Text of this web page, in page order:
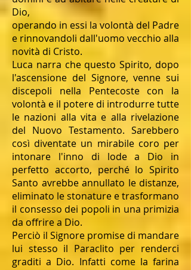
Dio,
operando in essi la volontà del Padre
e rinnovandoli dall'uomo vecchio alla
novità di Cristo.
Luca narra che questo Spirito, dopo
l'ascensione del Signore, venne sui
discepoli nella Pentecoste con la
volontà e il potere di introdurre tutte
le nazioni alla vita e alla rivelazione
del Nuovo Testamento. Sarebbero
così diventate un mirabile coro per
intonare l'inno di lode a Dio in
perfetto accorto, perché lo Spirito
Santo avrebbe annullato le distanze,
eliminato le stonature e trasformano
il consesso dei popoli in una primizia
da offrire a Dio.
Perciò il Signore promise di mandare
lui stesso il Paraclito per renderci
graditi a Dio. Infatti come la farina